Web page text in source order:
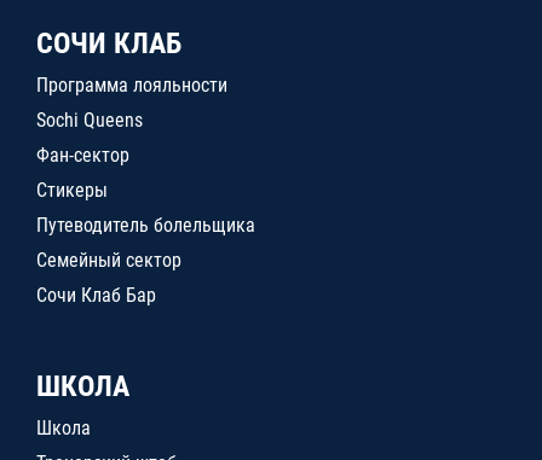
СОЧИ КЛАБ
Программа лояльности
Sochi Queens
Фан-сектор
Стикеры
Путеводитель болельщика
Семейный сектор
Сочи Клаб Бар
ШКОЛА
Школа